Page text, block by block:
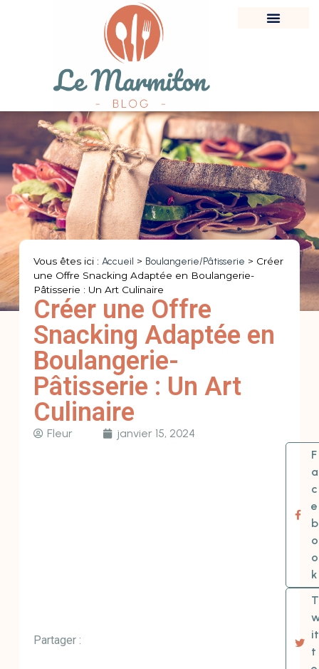
Vous êtes ici : Accueil > Boulangerie/Pâtisserie > Créer
une Offre Snacking Adaptée en Boulangerie-
Pâtisserie : Un Art Culinaire
Créer une Offre
Snacking Adaptée en
Boulangerie-
Pâtisserie : Un Art
Culinaire
Fleur janvier 15, 2024
Partager :
F
a
c
e
b
o
o
k
T
it
t